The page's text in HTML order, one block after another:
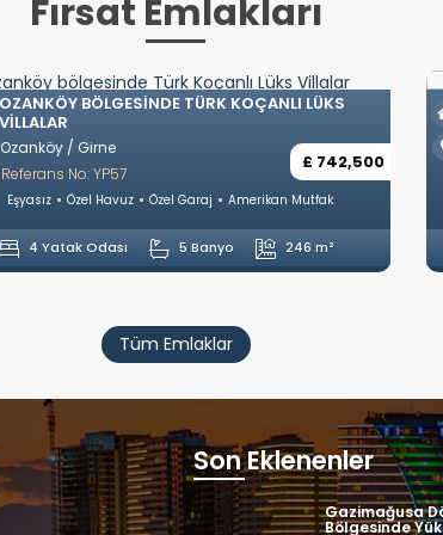
Fırsat Emlakları
GIRNE ZEYTINLIKTE ULTRA LÜKS TÜRK KOÇANLI
VILLALAR
Zeytinlik / Girne
£ 1,400,000
Referans No: YP58
Eşyasız Özel Havuz Özel Garaj Ayrı Mutfak
5 Yatak Odası 6 Banyo 321 m²
Tüm Emlaklar
Son Eklenenler
Gazimağusa
Bölgesinde